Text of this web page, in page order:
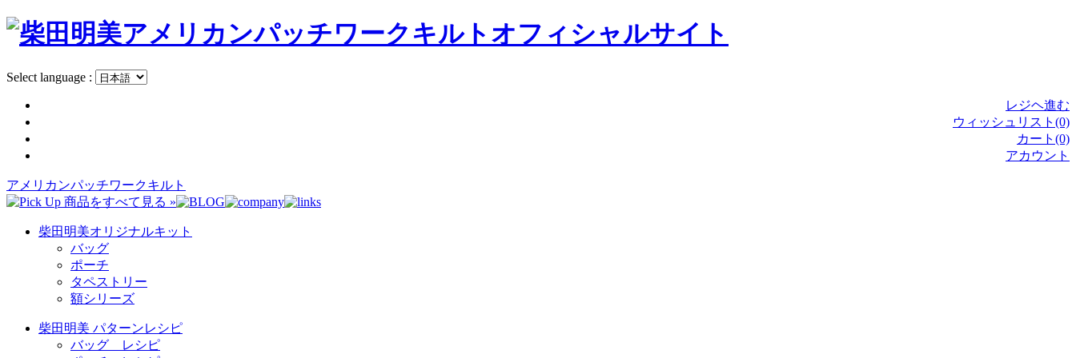
Select language :
レジヘ進む
ウィッシュリスト(0)
カート(0)
アカウント
アメリカンパッチワークキルト
柴田明美オリジナルキット
バッグ
ポーチ
タペストリー
額シリーズ
柴田明美 パターンレシピ
バッグ レシピ